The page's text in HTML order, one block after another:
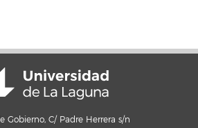
Gobierno, C/ Padre Herrera s/n